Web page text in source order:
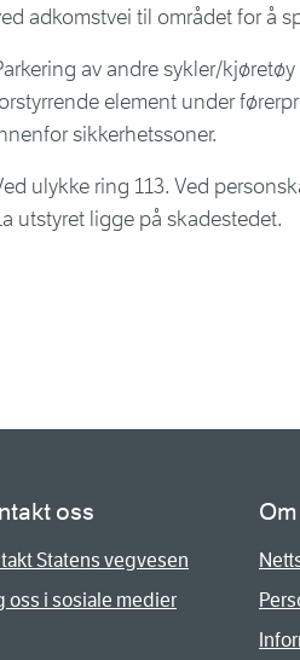
adkomstvei til området for å
av andre sykler/
element under
sikkerhetssoner.
ulykke ring 113. Ved
utstyret ligge på skadestedet.
oss
Statens vegvesen
oss i sosiale medier